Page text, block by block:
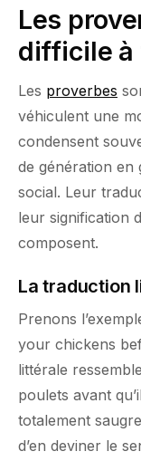
Les
difficile à
Les proverbes
véhiculent une
condensent
de génération en
social. Leur
leur signification
composent.
La traduction
Prenons
your chickens
littérale
poulets avant
totalement
d’en deviner le